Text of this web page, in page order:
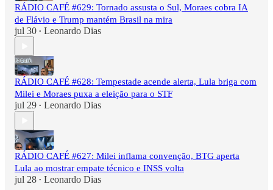
RÁDIO CAFÉ #629: Tornado assusta o Sul, Moraes cobra IA
de Flávio e Trump mantém Brasil na mira
jul 30 • Leonardo Dias
RÁDIO CAFÉ #628: Tempestade acende alerta, Lula briga com
Milei e Moraes puxa a eleição para o STF
jul 29 • Leonardo Dias
RÁDIO CAFÉ #627: Milei inflama convenção, BTG aperta
Lula ao mostrar empate técnico e INSS volta
jul 28 • Leonardo Dias